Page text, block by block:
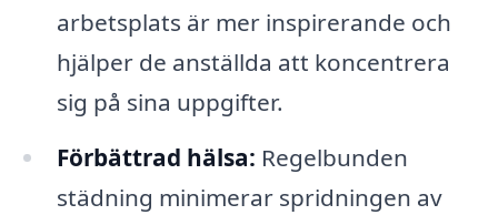
arbetsplats är mer inspirerande och
hjälper de anställda att koncentrera
sig på sina uppgifter.
Förbättrad hälsa: Regelbunden
städning minimerar spridningen av